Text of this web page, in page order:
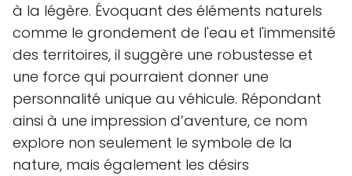
à la légère. Évoquant des éléments naturels
comme le grondement de l'eau et l'immensité
des territoires, il suggère une robustesse et
une force qui pourraient donner une
personnalité unique au véhicule. Répondant
ainsi à une impression d’aventure, ce nom
explore non seulement le symbole de la
nature, mais également les désirs